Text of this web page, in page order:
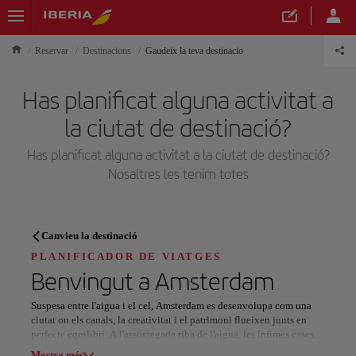
Reservar Destinacions Gaudeix la teva destinacio
Has planificat alguna activitat a
la ciutat de destinació?
Has planificat alguna activitat a la ciutat de destinació?
Nosaltres les tenim totes
PLANIFICADOR DE VIATGES
Descobreix el teu pròxim
destí
Canvieu la destinació
PLANIFICADOR DE VIATGES
Benvingut a Amsterdam
Suspesa entre l'aigua i el cel, Amsterdam es desenvolupa com una
ciutat on els canals, la creativitat i el patrimoni flueixen junts en
perfecte equilibri. A l'assossegada riba de l'aigua, les ínfimes cases
de dues aigües presenten un disseny atrevit de disseny